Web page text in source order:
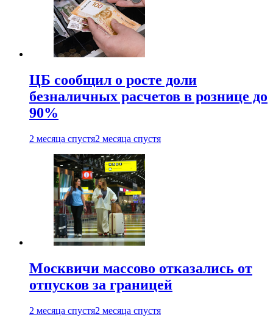
ЦБ сообщил о росте доли
безналичных расчетов в рознице до
90%
2 месяца спустя2 месяца спустя
Москвичи массово отказались от
отпусков за границей
2 месяца спустя2 месяца спустя